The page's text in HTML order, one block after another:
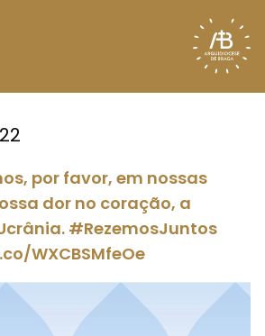
por favor, em nossas
dor no coração, a
#RezemosJuntos
WXCBSMfeOe